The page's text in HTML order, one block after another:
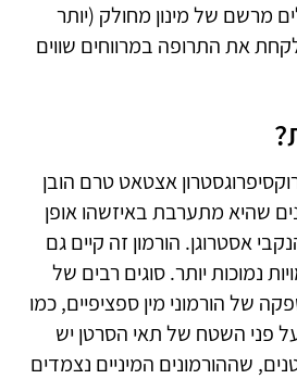
מרשם של מינון מחולק (יותר
את התרופה במרווחים שווים
אצטאט טרם הובן
שהיא מתערבת באיזשהו אופן
אסטרוגן. הורמון זה קיים גם
נמוכות יותר. סוגים רבים של
של הורמוני מין ספציפיים, כמו
פני השטח של תאי הסרטן יש
שההורמונים המיניים נצמדים